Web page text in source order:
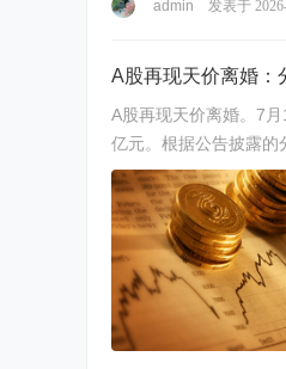
admin 发表于
A股再现天价离婚：
A股再现天价离婚。7
亿元。根据公告披露的